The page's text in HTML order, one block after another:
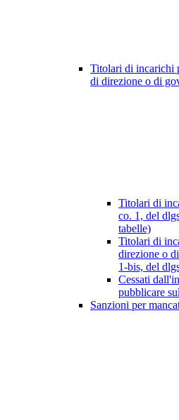
Titolari di incarichi
di direzione o di
Titolari di
co. 1, del
tabelle)
Titolari di
direzione o
1-bis, del
Cessati
pubblicare
Sanzioni per